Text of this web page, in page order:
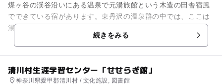
煤ヶ谷の渓谷沿いにある温泉で元湯旅館という木造の田舎宿風
でできている宿があります。東丹沢の温泉群の中では、ここは
湯治客の利用が多いです。清川村の特徴である清流や森をテー
マとした浴場がありそちらは...続きをみる
清川村生涯学習センター「せせらぎ館」
神奈川県愛甲郡清川村 / 文化施設, 図書館